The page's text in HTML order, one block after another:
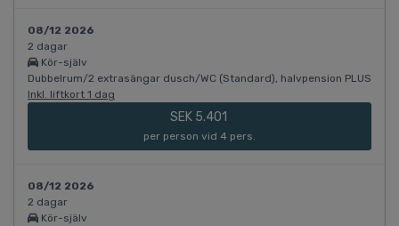
08/12 2026
2 dagar
Kör-själv
Dubbelrum/2 extrasängar dusch/WC (Standard), halvpension PLUS
Inkl. liftkort 1 dag
SEK 5.401
per person vid 4 pers.
08/12 2026
2 dagar
Kör-själv